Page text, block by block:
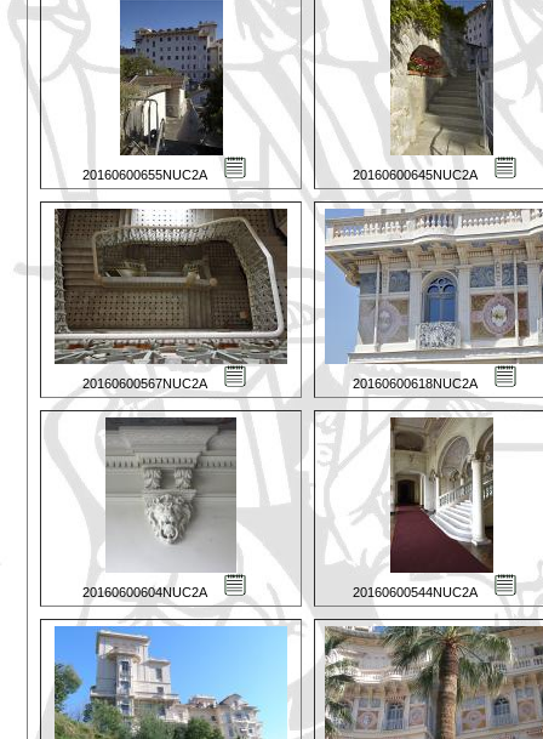
20160600655NUC2A 20160600645NUC2A
20160600567NUC2A 20160600618NUC2A
20160600604NUC2A 20160600544NUC2A